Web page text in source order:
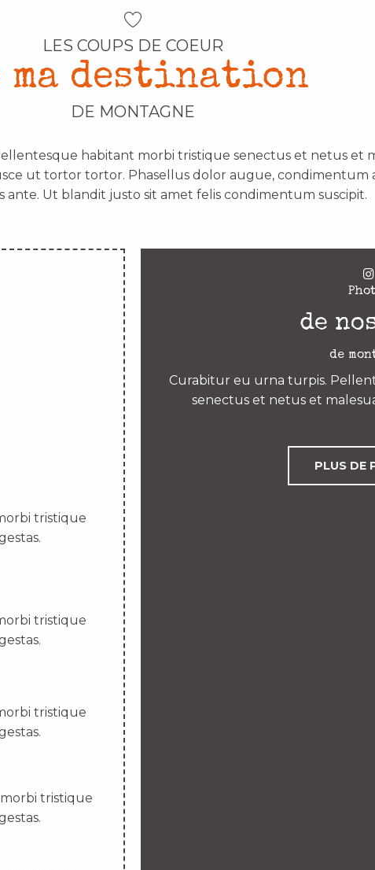
LES COUPS DE COEUR
ma destination
DE MONTAGNE
habitant morbi tristique senectus et netus et
ut tortor tortor. Phasellus dolor augue, condimentum
ante. Ut blandit justo sit amet felis condimentum suscipit.
tristique
tristique
tristique
tristique
de
de
Curabitur eu urna turpis.
senectus et netus et
PLUS DE